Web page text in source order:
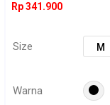
Rp 341.900
Size M
Warna